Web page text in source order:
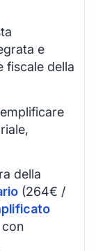
e
fiscale della
della
(264€ /